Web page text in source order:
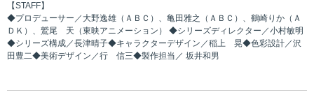
【STAFF】
◆プロデューサー／大野逸雄（ＡＢＣ）、亀田雅之（ＡＢＣ）、鶴崎りか（Ａ
ＤＫ）、鷲尾 天（東映アニメーション） ◆シリーズディレクター／小村敏明
◆シリーズ構成／長津晴子◆キャラクターデザイン／稲上 晃◆色彩設計／沢
田豊二◆美術デザイン／行 信三◆製作担当／ 坂井和男